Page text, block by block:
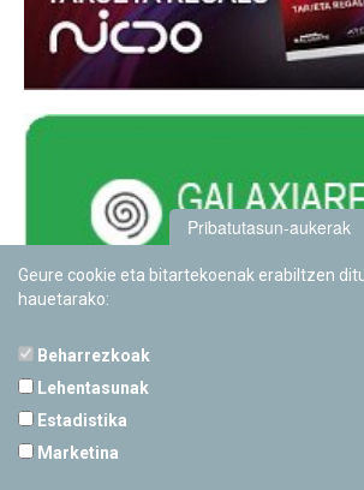
Pribatutasun-aukerak
Geure cookie eta bitartekoenak erabiltzen
hauetarako:
Beharrezkoak
Lehentasunak
Estadistika
Marketina